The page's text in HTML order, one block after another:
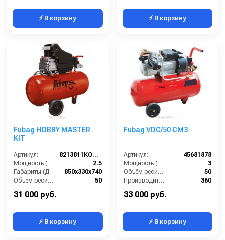
⚡ В корзину ⚡ В корзину
Fubag HOBBY MASTER
KIT
Артикул:
8213811KOA608
Мощность (л/с):
2.5
Габариты (ДхШхВ):
850х330х740
Объём ресивера (л):
50
Производительность на выходе (л/мин):
31 000 руб.
⚡ В корзину
Fubag VDC/50 CM3
Артикул:
45681878
Мощность (л/с):
3
Объём ресивера (л):
50
Производительность на выходе (л/мин):
360
Рабочее давление (PSI):
33 000 руб.
⚡ В корзину